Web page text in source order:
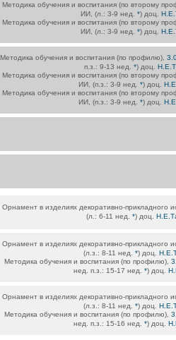
Методика обучения и воспитания (по второму
ИИ, (л.: 3-9 нед. *) доц.
Методика обучения и воспитания (по второму
ИИ, (л.: 3-9 нед. *) доц.
Методика обучения и воспитания (по профилю),
п.з.: 9-13 нед. *) доц.
Методика обучения и воспитания (по второму
ИИ, (п.з.: 3-9 нед. *) доц.
Методика обучения и воспитания (по второму
ИИ, (п.з.: 3-9 нед. *) доц.
Орнамент в изделиях декоративно-прикладного
(л.: 6-11 нед. *) доц.
Орнамент в изделиях декоративно-прикладного
(л.з.: 8-11 нед. *) доц.
Методика обучения и воспитания (по профилю),
нед. п.з.: 15-17 нед. *) доц.
Орнамент в изделиях декоративно-прикладного
(л.з.: 8-11 нед. *) доц.
Методика обучения и воспитания (по профилю),
нед. п.з.: 15-16 нед. *) доц.